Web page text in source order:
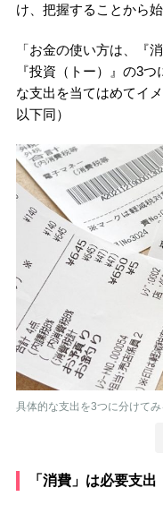
け、把握することから
「お金の使い方は、『
『投資（トー）』の3
な支出を当てはめてイ
以下同）
具体的な支出を3つに分けてみ
「消費」は必要支出